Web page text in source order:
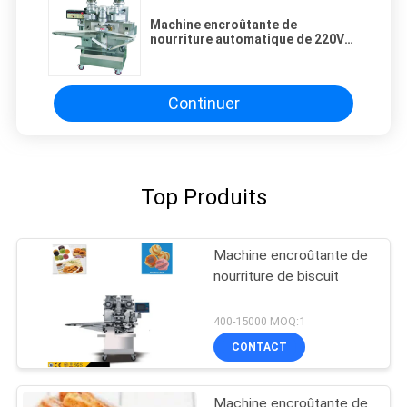
Machine encroûtante de
nourriture automatique de 220V
Continuer
Top Produits
Machine encroûtante de
nourriture de biscuit
400-15000 MOQ:1
CONTACT
Machine encroûtante de